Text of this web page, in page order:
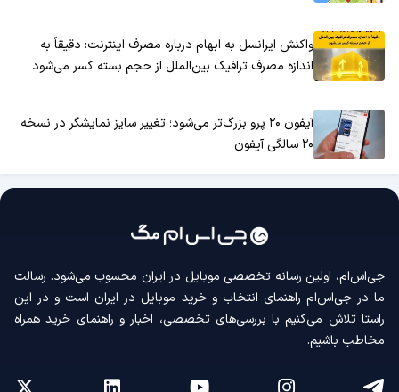
واکنش ایرانسل به ابهام درباره مصرف اینترنت: دقیقاً به
اندازه مصرف ترافیک بین‌الملل از حجم بسته کسر می‌شود
آیفون ۲۰ پرو بزرگ‌تر می‌شود؛ تغییر سایز نمایشگر در نسخه
۲۰ سالگی آیفون
جی‌اس‌ام، اولین رسانه‌ تخصصی موبایل در ایران محسوب می‌شود. رسالت
ما در جی‌اس‌ام راهنمای انتخاب و خرید موبایل در ایران است و در این
راستا تلاش می‌کنیم با بررسی‌های تخصصی، اخبار و راهنمای خرید همراه
مخاطب باشیم.